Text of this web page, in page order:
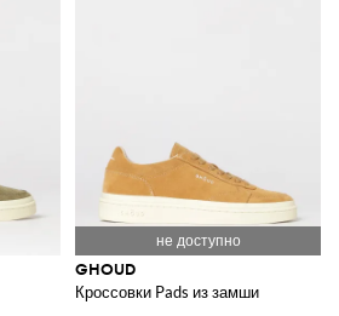
GHOUD
Кроссовки Pads из замши